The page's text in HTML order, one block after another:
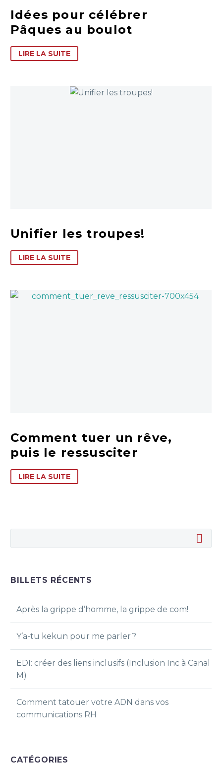
Idées pour célébrer
Pâques au boulot
LIRE LA SUITE
Unifier les troupes!
LIRE LA SUITE
Comment tuer un rêve,
puis le ressusciter
LIRE LA SUITE
BILLETS RÉCENTS
Après la grippe d’homme, la grippe de com!
Y’a-tu kekun pour me parler ?
EDI: créer des liens inclusifs (Inclusion Inc à Canal
M)
Comment tatouer votre ADN dans vos
communications RH
CATÉGORIES